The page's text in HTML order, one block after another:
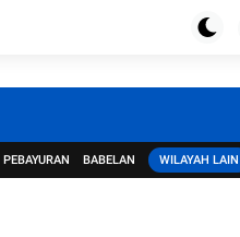
PEBAYURAN BABELAN WILAYAH LAIN